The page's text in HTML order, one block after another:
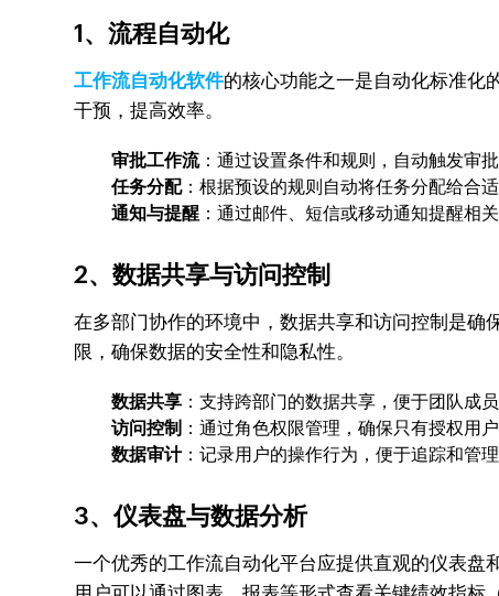
1、流程自动化
工作流自动化软件的核心功能之一是自动化标准化
干预，提高效率。
审批工作流：通过设置条件和规则，自动触发审
任务分配：根据预设的规则自动将任务分配给合
通知与提醒 ：通过邮件、短信或移动通知提醒相
2、数据共享与访问控制
在多部门协作的环境中，数据共享和访问控制是
限，确保数据的安全性和隐私性。
数据共享 ：支持跨部门的数据共享，便于团队成
访问控制 ：通过角色权限管理，确保只有授权用
数据审计：记录用户的操作行为，便于追踪和管
3、仪表盘与数据分析
一个优秀的工作流自动化平台应提供直观的仪表盘